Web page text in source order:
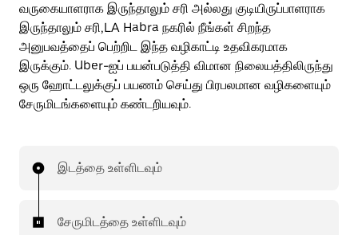
வருகையாளராக இருந்தாலும் சரி அல்லது குடியிருப்பாளராக
இருந்தாலும் சரி,LA Habra நகரில் நீங்கள் சிறந்த
அனுபவத்தைப் பெற்றிட இந்த வழிகாட்டி உதவிகரமாக
இருக்கும். Uber-ஐப் பயன்படுத்தி விமான நிலையத்திலிருந்து
ஒரு ஹோட்டலுக்குப் பயணம் செய்து பிரபலமான வழிகளையும்
சேருமிடங்களையும் கண்டறியவும்.
இடத்தை உள்ளிடவும்
சேருமிடத்தை உள்ளிடவும்